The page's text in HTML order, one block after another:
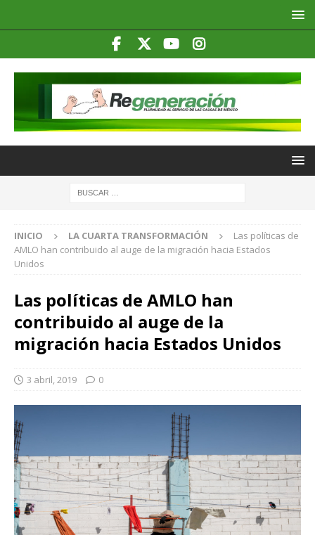
INICIO LA CUARTA TRANSFORMACIÓN
Las políticas de
AMLO han contribuido al auge de la migración hacia Estados
Unidos
Las políticas de AMLO han
contribuido al auge de la
migración hacia Estados Unidos
3 abril, 2019 0